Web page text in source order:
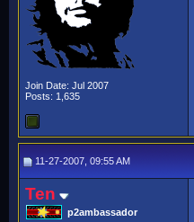
Join Date: Jul 2007
Posts: 1,635
11-27-2007, 09:55 AM
Ten
p2ambassador